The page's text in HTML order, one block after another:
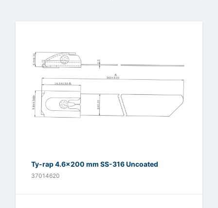
Ty-rap 4.6x200 mm SS-316 Uncoated
37014620